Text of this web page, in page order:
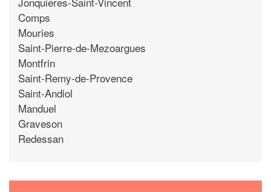
Comps
Mouries
Saint-Pierre-de-Mezoargues
Montfrin
Saint-Remy-de-Provence
Saint-Andiol
Manduel
Graveson
Redessan